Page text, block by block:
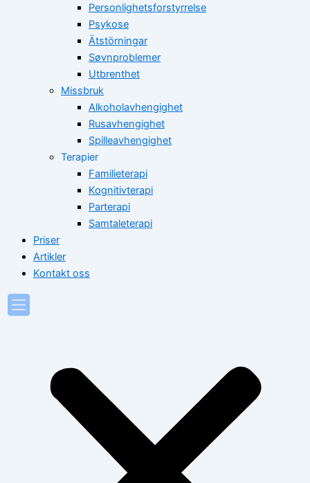
Personlighetsforstyrrelse
Psykose
Ätstörningar
Søvnproblemer
Utbrenthet
Missbruk
Alkoholavhengighet
Rusavhengighet
Spilleavhengighet
Terapier
Familieterapi
Kognitivterapi
Parterapi
Samtaleterapi
Priser
Artikler
Kontakt oss